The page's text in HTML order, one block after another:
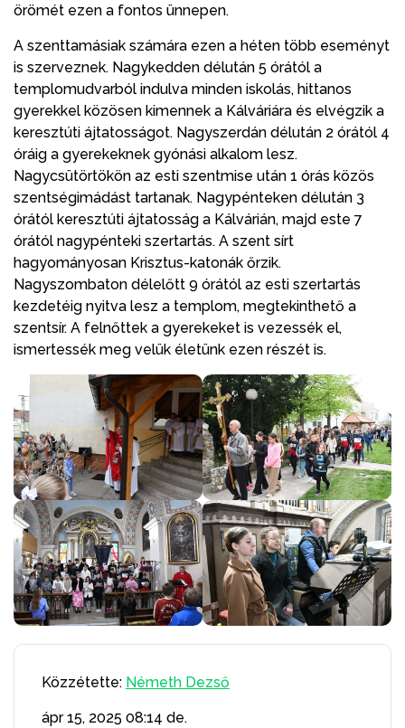
örömét ezen a fontos ünnepen.
A szenttamásiak számára ezen a héten több eseményt
is szerveznek. Nagykedden délután 5 órától a
templomudvarból indulva minden iskolás, hittanos
gyerekkel közösen kimennek a Kálváriára és elvégzik a
keresztúti ájtatosságot. Nagyszerdán délután 2 órától 4
óráig a gyerekeknek gyónási alkalom lesz.
Nagycsütörtökön az esti szentmise után 1 órás közös
szentségimádást tartanak. Nagypénteken délután 3
órától keresztúti ájtatosság a Kálvárián, majd este 7
órától nagypénteki szertartás. A szent sírt
hagyományosan Krisztus-katonák őrzik.
Nagyszombaton délelőtt 9 órától az esti szertartás
kezdetéig nyitva lesz a templom, megtekinthető a
szentsír. A felnőttek a gyerekeket is vezessék el,
ismertessék meg velük életünk ezen részét is.
Közzétette: Németh Dezső
ápr 15, 2025 08:14 de.